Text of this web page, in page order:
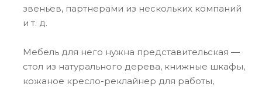
звеньев, партнерами из нескольких компаний
и т. д.
Мебель для него нужна представительская —
стол из натурального дерева, книжные шкафы,
кожаное кресло-реклайнер для работы,